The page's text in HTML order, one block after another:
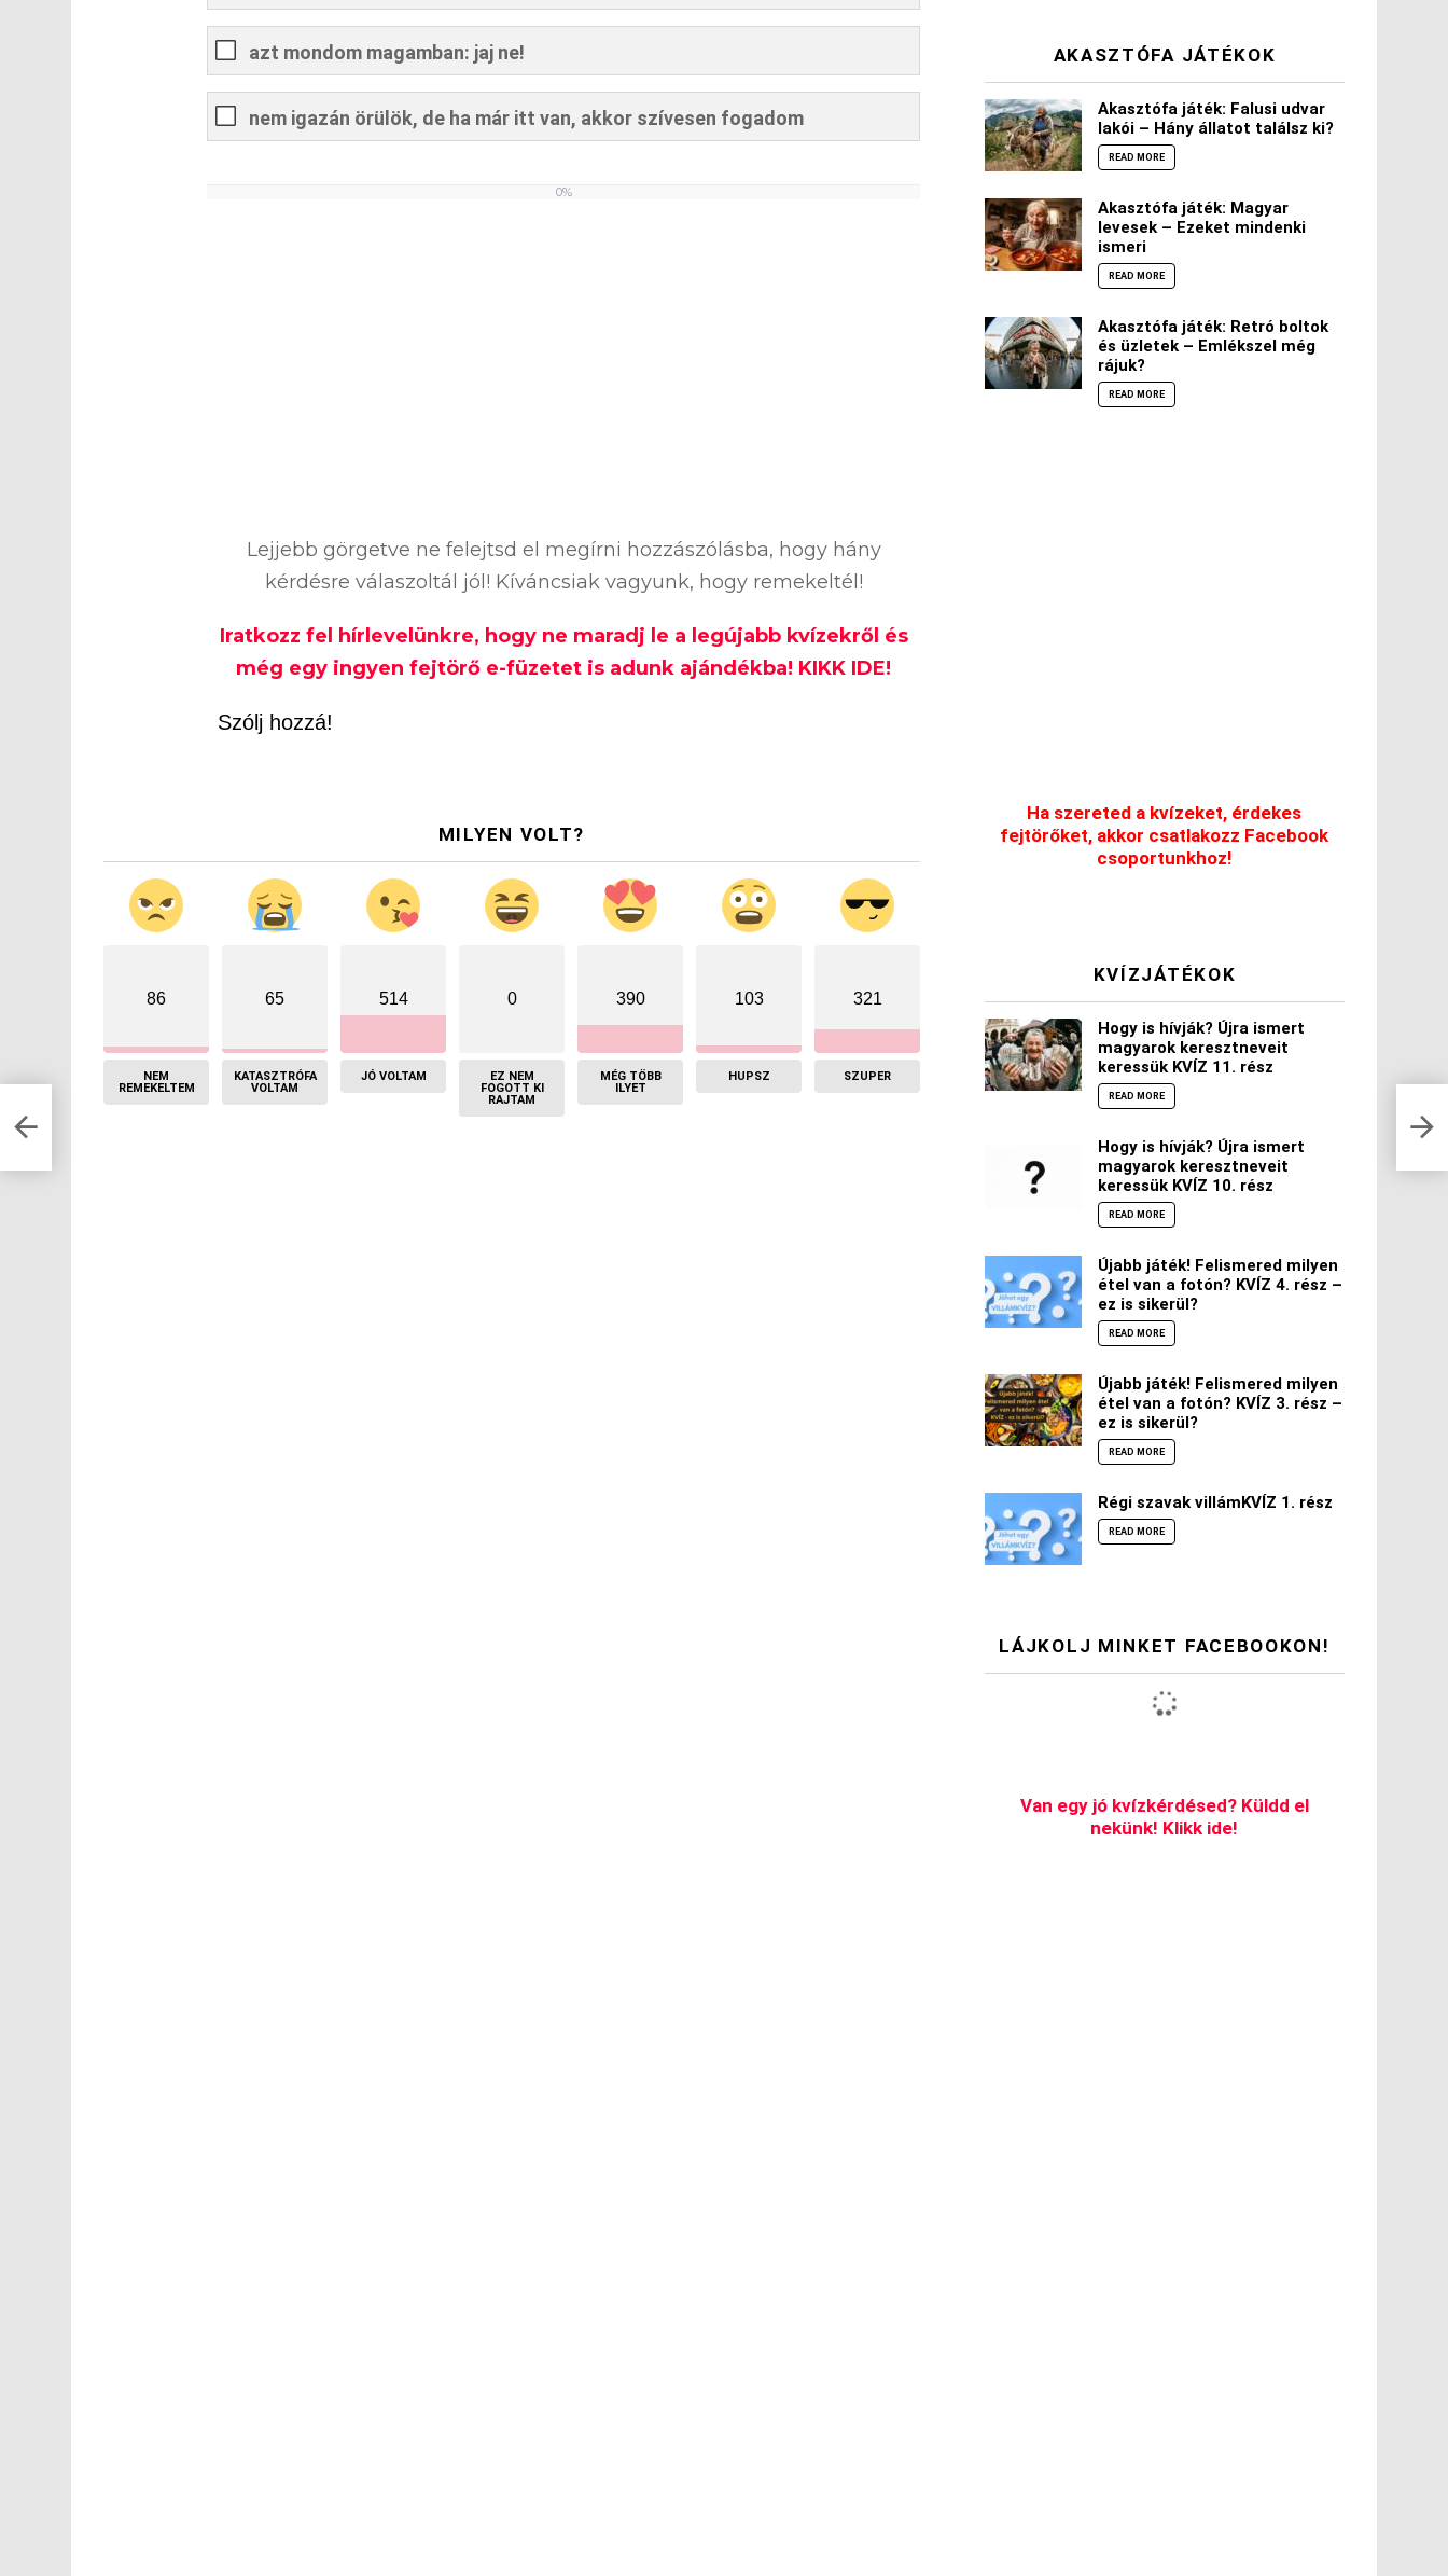
azt mondom magamban: jaj ne!
nem igazán örülök, de ha már itt van, akkor szívesen fogadom
0%
Lejjebb görgetve ne felejtsd el megírni hozzászólásba, hogy hány
kérdésre válaszoltál jól! Kíváncsiak vagyunk, hogy remekeltél!
Iratkozz fel hírlevelünkre, hogy ne maradj le a legújabb kvízekről és
még egy ingyen fejtörő e-füzetet is adunk ajándékba! KIKK IDE!
Szólj hozzá!
MILYEN VOLT?
86
NEM
REMEKELTEM
65
KATASZTRÓFA
VOLTAM
514
JÓ VOLTAM
0
EZ NEM
FOGOTT KI
RAJTAM
390
MÉG TÖBB
ILYET
103
HUPSZ
321
SZUPER
AKASZTÓFA JÁTÉKOK
Akasztófa játék: Falusi udvar
lakói – Hány állatot találsz ki?
READ MORE
Akasztófa játék: Magyar
levesek – Ezeket mindenki
ismeri
READ MORE
Akasztófa játék: Retró boltok
és üzletek – Emlékszel még
rájuk?
READ MORE
Ha szereted a kvízeket, érdekes
fejtörőket, akkor csatlakozz Facebook
csoportunkhoz!
KVÍZJÁTÉKOK
Hogy is hívják? Újra ismert
magyarok keresztneveit
keressük KVÍZ 11. rész
READ MORE
Hogy is hívják? Újra ismert
magyarok keresztneveit
keressük KVÍZ 10. rész
READ MORE
Újabb játék! Felismered milyen
étel van a fotón? KVÍZ 4. rész –
ez is sikerül?
READ MORE
Újabb játék! Felismered milyen
étel van a fotón? KVÍZ 3. rész –
ez is sikerül?
READ MORE
Régi szavak villámKVÍZ 1. rész
READ MORE
LÁJKOLJ MINKET FACEBOOKON!
Van egy jó kvízkérdésed? Küldd el
nekünk! Klikk ide!